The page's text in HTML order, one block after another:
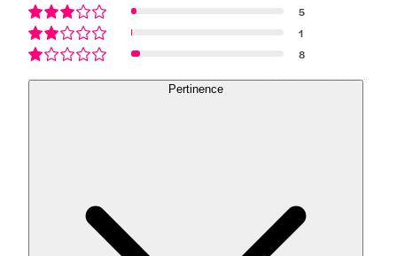
5
1
8
Pertinence